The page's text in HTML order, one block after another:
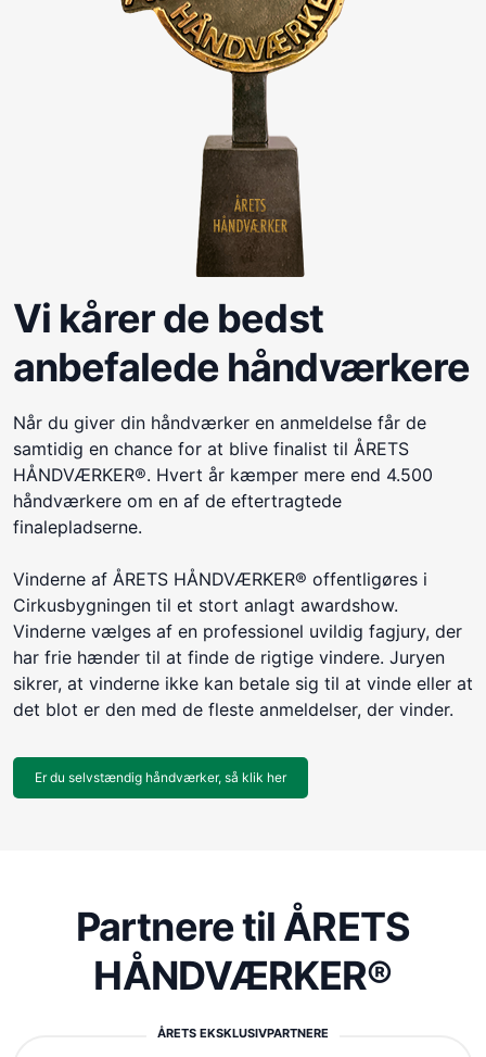
Vi kårer de bedst
anbefalede håndværkere
Når du giver din håndværker en anmeldelse får de
samtidig en chance for at blive finalist til ÅRETS
HÅNDVÆRKER®. Hvert år kæmper mere end 4.500
håndværkere om en af de eftertragtede
finalepladserne.
Vinderne af ÅRETS HÅNDVÆRKER® offentligøres i
Cirkusbygningen til et stort anlagt awardshow.
Vinderne vælges af en professionel uvildig fagjury, der
har frie hænder til at finde de rigtige vindere. Juryen
sikrer, at vinderne ikke kan betale sig til at vinde eller at
det blot er den med de fleste anmeldelser, der vinder.
Er du selvstændig håndværker, så klik her
Partnere til ÅRETS
HÅNDVÆRKER®
ÅRETS EKSKLUSIVPARTNERE